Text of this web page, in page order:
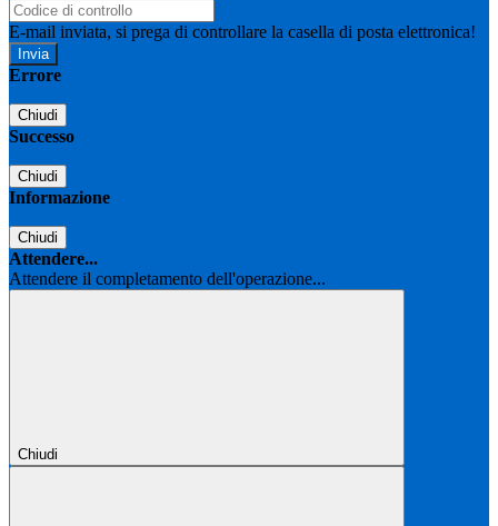
E-mail inviata, si prega di controllare la casella di posta elettronica!
Errore
Chiudi
Successo
Chiudi
Informazione
Chiudi
Attendere...
Attendere il completamento dell'operazione...
Chiudi